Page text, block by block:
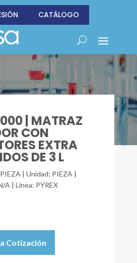
CATÁLOGO
| MATRAZ
CON
EXTRA
DE 3 L
| Unidad: PIEZA |
A | Línea: PYREX
Cotización